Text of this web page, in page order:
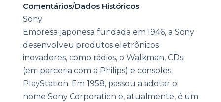
Comentários/Dados Históricos
Sony
Empresa japonesa fundada em 1946, a Sony
desenvolveu produtos eletrônicos
inovadores, como rádios, o Walkman, CDs
(em parceria com a Philips) e consoles
PlayStation. Em 1958, passou a adotar o
nome Sony Corporation e, atualmente, é um